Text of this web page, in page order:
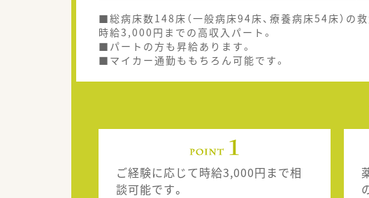
■総病床数148床（一般病床94床、療養病床54床）の
時給3,000円までの高収入パート。
■パートの方も昇給あります。
■マイカー通勤ももちろん可能です。
ご経験に応じて時給3,000円まで相
談可能です。